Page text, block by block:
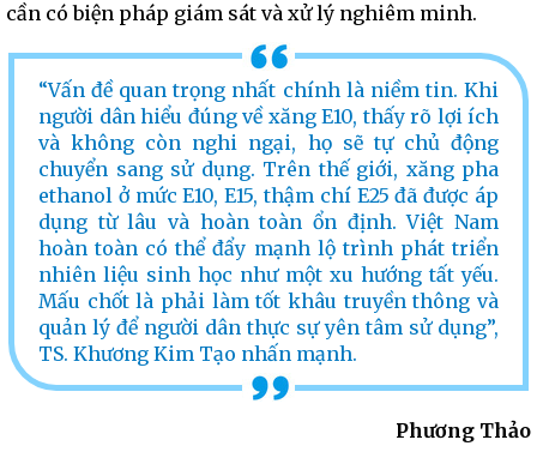
cần có biện pháp giám sát và xử lý nghiêm minh.
“Vấn đề quan trọng nhất chính là niềm tin. Khi
người dân hiểu đúng về xăng E10, thấy rõ lợi ích
và không còn nghi ngại, họ sẽ tự chủ động
chuyển sang sử dụng. Trên thế giới, xăng pha
ethanol ở mức E10, E15, thậm chí E25 đã được áp
dụng từ lâu và hoàn toàn ổn định. Việt Nam
hoàn toàn có thể đẩy mạnh lộ trình phát triển
nhiên liệu sinh học như một xu hướng tất yếu.
Mấu chốt là phải làm tốt khâu truyền thông và
quản lý để người dân thực sự yên tâm sử dụng”,
TS. Khương Kim Tạo nhấn mạnh.
Phương Thảo